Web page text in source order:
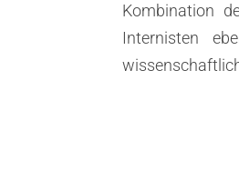
Kombination
Internisten